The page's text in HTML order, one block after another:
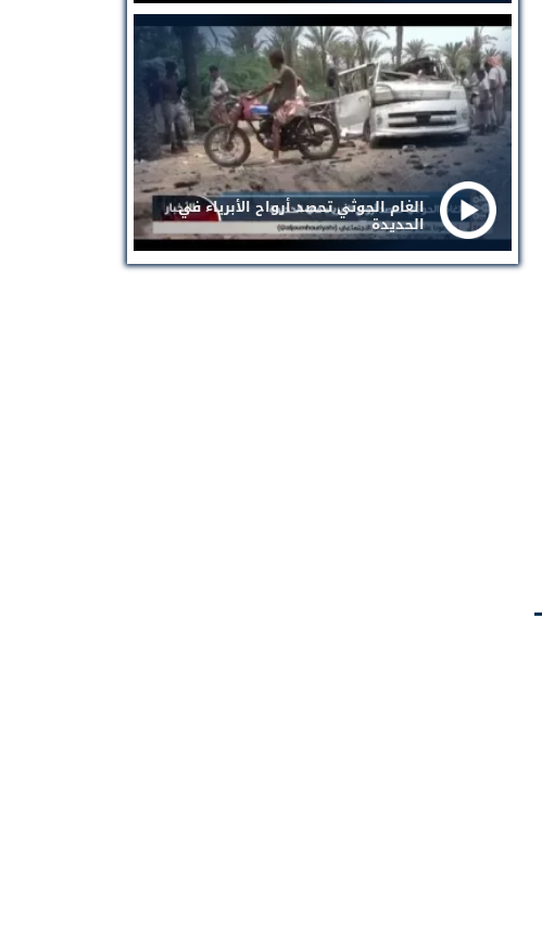
الغام الحوثي تحصد أرواح الأبرياء في
الحديدة